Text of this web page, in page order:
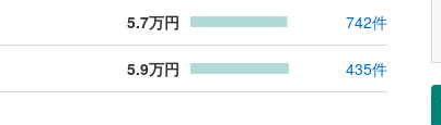
5.7万円 742件
5.9万円 435件